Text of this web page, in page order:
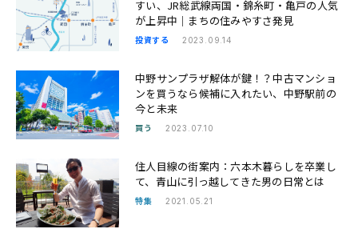
すい、JR総武線両国・錦糸町・亀戸の人気
が上昇中｜まちの住みやすさ発見
投資する 2023.09.14
中野サンプラザ解体が鍵！？中古マンショ
ンを買うなら候補に入れたい、中野駅前の
今と未来
買う 2023.07.10
住人目線の街案内：六本木暮らしを卒業し
て、青山に引っ越してきた男の日常とは
特集 2021.05.21